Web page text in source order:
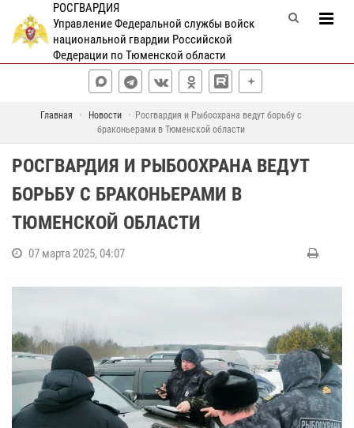
РОСГВАРДИЯ
Управление Федеральной службы войск
национальной гвардии Российской
Федерации по Тюменской области
Главная Новости
Росгвардия и Рыбоохрана ведут борьбу с
браконьерами в Тюменской области
РОСГВАРДИЯ И РЫБООХРАНА ВЕДУТ
БОРЬБУ С БРАКОНЬЕРАМИ В
ТЮМЕНСКОЙ ОБЛАСТИ
07 марта 2025, 04:07